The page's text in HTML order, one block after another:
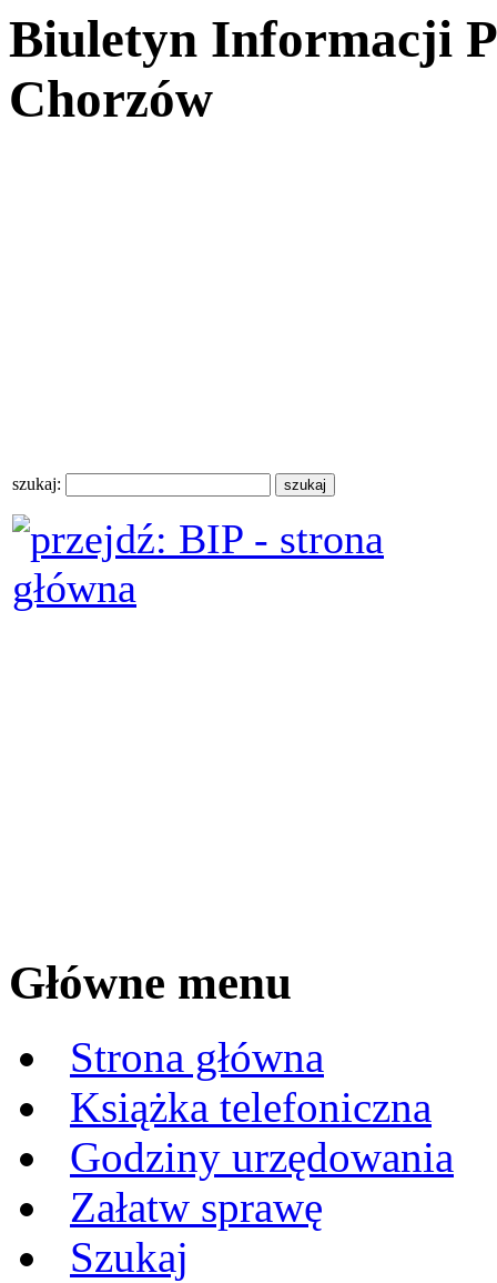
Biuletyn Informacji
Chorzów
szukaj:
Główne menu
Strona główna
Książka telefoniczna
Godziny urzędowania
Załatw sprawę
Szukaj